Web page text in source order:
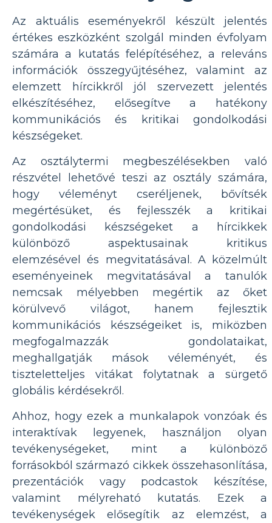
Az aktuális eseményekről készült jelentés
értékes eszközként szolgál minden évfolyam
számára a kutatás felépítéséhez, a releváns
információk összegyűjtéséhez, valamint az
elemzett hírcikkről jól szervezett jelentés
elkészítéséhez, elősegítve a hatékony
kommunikációs és kritikai gondolkodási
készségeket.
Az osztálytermi megbeszélésekben való
részvétel lehetővé teszi az osztály számára,
hogy véleményt cseréljenek, bővítsék
megértésüket, és fejlesszék a kritikai
gondolkodási készségeket a hírcikkek
különböző aspektusainak kritikus
elemzésével és megvitatásával. A közelmúlt
eseményeinek megvitatásával a tanulók
nemcsak mélyebben megértik az őket
körülvevő világot, hanem fejlesztik
kommunikációs készségeiket is, miközben
megfogalmazzák gondolataikat,
meghallgatják mások véleményét, és
tiszteletteljes vitákat folytatnak a sürgető
globális kérdésekről.
Ahhoz, hogy ezek a munkalapok vonzóak és
interaktívak legyenek, használjon olyan
tevékenységeket, mint a különböző
forrásokból származó cikkek összehasonlítása,
prezentációk vagy podcastok készítése,
valamint mélyreható kutatás. Ezek a
tevékenységek elősegítik az elemzést, a